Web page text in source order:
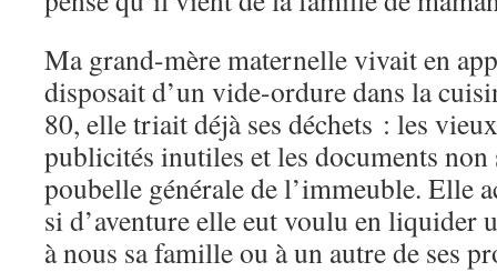
Ma grand-mère maternelle vivait en
disposait d’un vide-ordure dans la
80, elle triait déjà ses déchets : les
publicités inutiles et les documents non
poubelle générale de l’immeuble. Elle
si d’aventure elle eut voulu en liquider
à nous sa famille ou à un autre de ses